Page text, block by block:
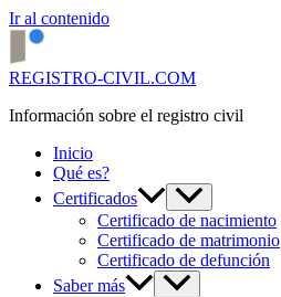
Ir al contenido
REGISTRO-CIVIL.COM
Información sobre el registro civil
Inicio
Qué es?
Certificados
Certificado de nacimiento
Certificado de matrimonio
Certificado de defunción
Saber más